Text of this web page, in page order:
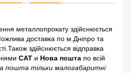
металлопрокату здійснюється
доставка по м.Дніпро та
здійснюється відправка
САТ и Нова пошта по всій
пошта тільки малогабаритні